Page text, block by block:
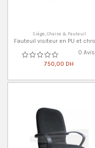
Siège, Chaise & Fauteuil
Fauteuil visiteur en PU et
0 Avis
750,00 DH